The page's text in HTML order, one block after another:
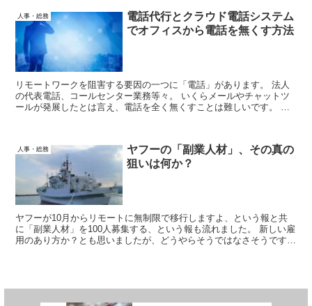
人事・総務
電話代行とクラウド電話システム
でオフィスから電話を無くす方法
リモートワークを阻害する要因の一つに「電話」があります。 法人
の代表電話、コールセンター業務等々。 いくらメールやチャットツ
ールが発展したとは言え、電話を全く無くすことは難しいです。 今
人事・総務
ヤフーの「副業人材」、その真の
狙いは何か？
ヤフーが10月からリモートに無制限で移行しますよ、という報と共
に「副業人材」を100人募集する、という報も流れました。 新しい雇
用のあり方か？とも思いましたが、どうやらそうではなさそうです。